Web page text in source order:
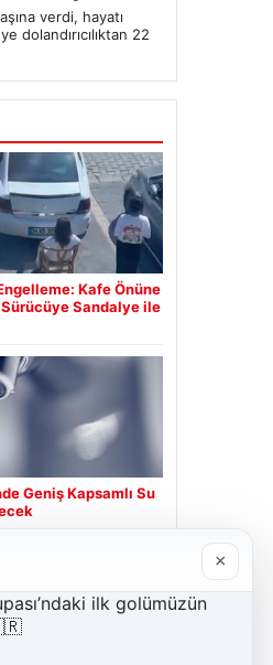
verdi, hayatı
dolandırıcılıktan 22
Kafe Önüne
Sandalye ile
Geniş Kapsamlı Su
×